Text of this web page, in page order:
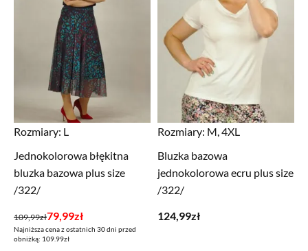
Rozmiary: L
Jednokolorowa błękitna
bluzka bazowa plus size
/322/
109,99zł
Pierwotna
cena
79,99zł
Aktualna
cena
Najniższa cena z ostatnich 30 dni przed
obniżką: 109.99zł
Rozmiary: M, 4XL
Bluzka bazowa
jednokolorowa ecru plus size
/322/
124,99zł